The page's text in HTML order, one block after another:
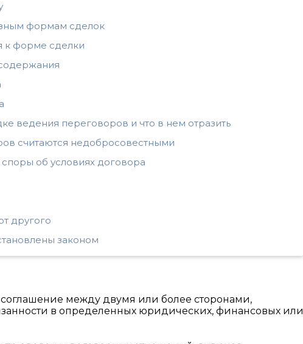
формам сделок
к форме сделки
ведения переговоров и что в нем отразить
считаются недобросовестными
об условиях договора
другого
законом
между двумя или более сторонами,
в определенных юридических, финансовых или